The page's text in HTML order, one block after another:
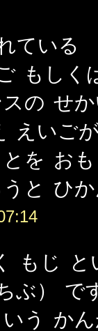
ている
もしく
の せ
えいご
を お
と ひ
もじ と
ぶ） で
う か